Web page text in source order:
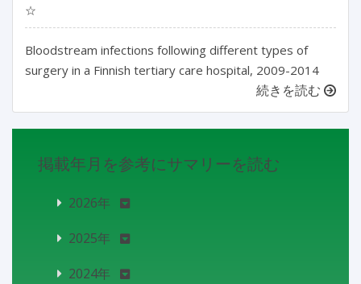
☆
Bloodstream infections following different types of
surgery in a Finnish tertiary care hospital, 2009-2014
続きを読む
掲載年月を参考にサマリーを読む
2026年
2025年
2024年